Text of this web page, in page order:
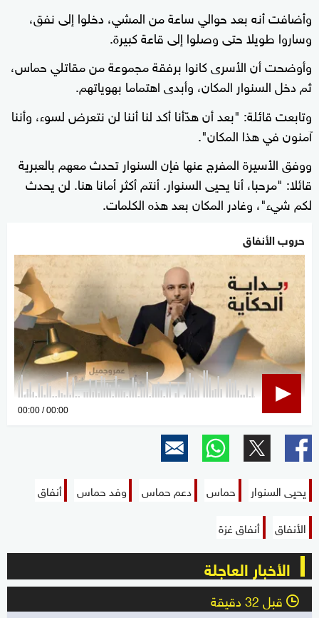
وأضافت أنه بعد حوالي ساعة من المشي، دخلوا إلى نفق،
وساروا طويلا حتى وصلوا إلى قاعة كبيرة.
وأوضحت أن الأسرى كانوا برفقة مجموعة من مقاتلي حماس،
ثم دخل السنوار المكان، وأبدى اهتماما بهوياتهم.
وتابعت قائلة: "بعد أن هدّأنا أكد لنا أننا لن نتعرض لسوء، وأننا
آمنون في هذا المكان".
ووفق الأسيرة المفرج عنها فإن السنوار تحدث معهم بالعبرية
قائلا: "مرحبا، أنا يحيى السنوار. أنتم أكثر أمانا هنا. لن يحدث
لكم شيء"، وغادر المكان بعد هذه الكلمات.
حروب الأنفاق
0
00:00 00:00
يحيى السنوار حماس دعم حماس وفد حماس
أنفاق
الأنفاق
أنفاق غزة
الأخبار العاجلة
l قبل 32 دقيقة